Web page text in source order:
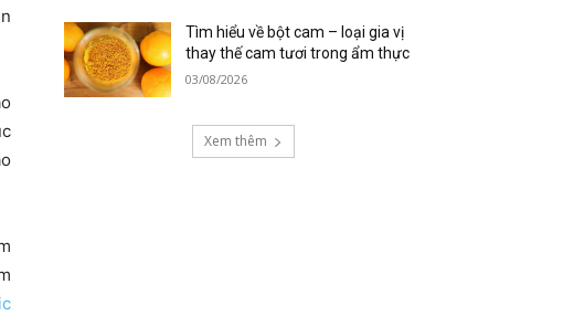
Tìm hiểu về bột cam – loại gia vị
thay thế cam tươi trong ẩm thực
03/08/2026
Xem thêm